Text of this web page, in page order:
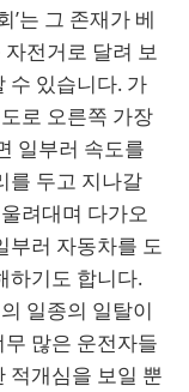
’는 그 존재가 베
전거로 달려 보
수 있습니다. 가
로 오른쪽 가장
일부러 속도를
를 두고 지나갈
려대며 다가오
부러 자동차를 도
하기도 합니다.
일종의 일탈이
많은 운전자들
적개심을 보일 뿐